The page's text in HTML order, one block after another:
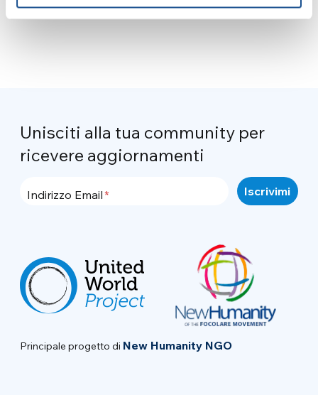
Unisciti alla tua community per
ricevere aggiornamenti
Indirizzo Email
Principale progetto di New Humanity NGO